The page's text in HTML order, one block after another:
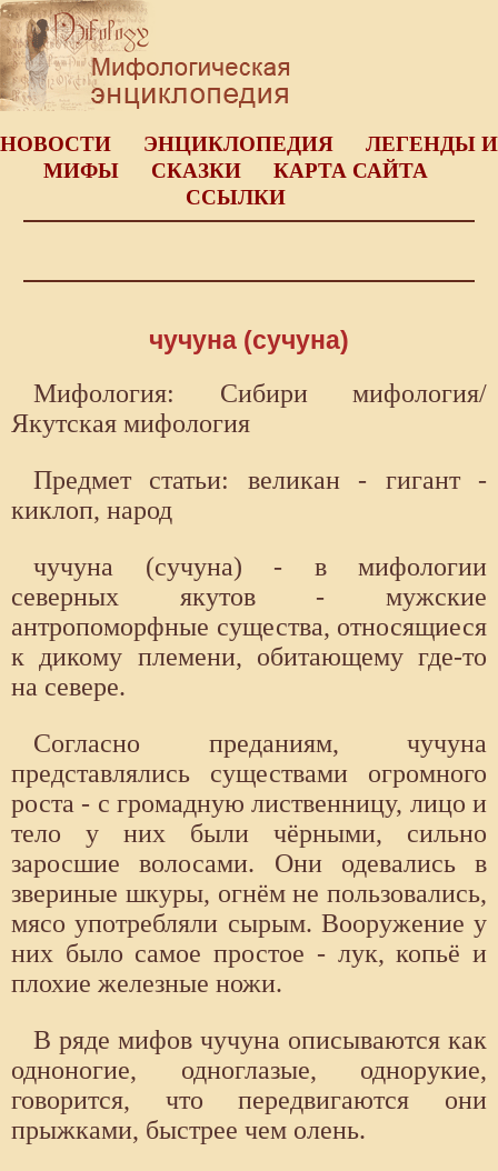
НОВОСТИ ЭНЦИКЛОПЕДИЯ
ЛЕГЕНДЫ И
МИФЫ
СКАЗКИ
КАРТА САЙТА
ССЫЛКИ
чучуна (сучуна)
Мифология: Сибири мифология/
Якутская мифология
Предмет статьи: великан - гигант -
киклоп, народ
чучуна (сучуна) - в мифологии
северных якутов - мужские
антропоморфные существа, относящиеся
к дикому племени, обитающему где-то
на севере.
Согласно преданиям, чучуна
представлялись существами огромного
роста - с громадную лиственницу, лицо и
тело у них были чёрными, сильно
заросшие волосами. Они одевались в
звериные шкуры, огнём не пользовались,
мясо употребляли сырым. Вооружение у
них было самое простое - лук, копьё и
плохие железные ножи.
В ряде мифов чучуна описываются как
одноногие, одноглазые, однорукие,
говорится, что передвигаются они
прыжками, быстрее чем олень.